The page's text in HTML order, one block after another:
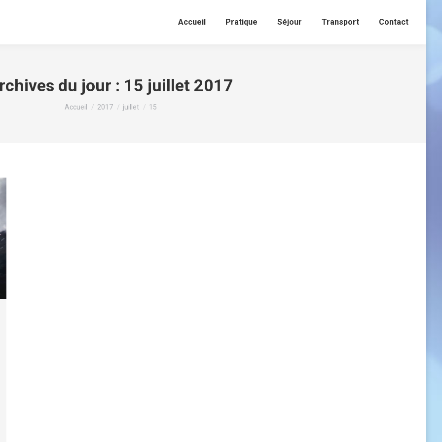
Accueil Pratique Séjour Transport Contact
du jour : 15 juillet 2017
Vous êtes ici :
Accueil 2017 juillet 15